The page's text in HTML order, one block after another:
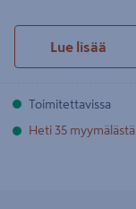
Lue lisää
Toimitettavissa
Heti 35 myymälästä